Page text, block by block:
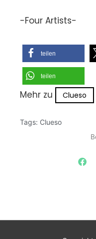
-Four Artists-
teilen
teilen
Mehr zu Clueso
Tags: Clueso